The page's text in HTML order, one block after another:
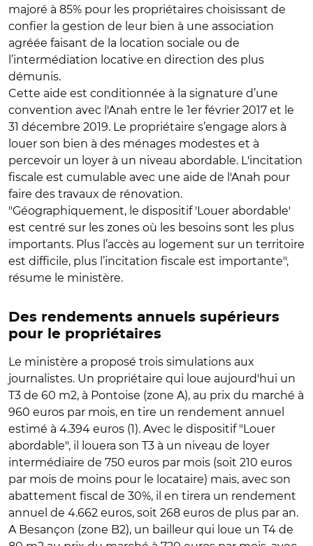
majoré à 85% pour les propriétaires choisissant de
confier la gestion de leur bien à une association
agréée faisant de la location sociale ou de
l’intermédiation locative en direction des plus
démunis.
Cette aide est conditionnée à la signature d’une
convention avec l'Anah entre le 1er février 2017 et le
31 décembre 2019. Le propriétaire s’engage alors à
louer son bien à des ménages modestes et à
percevoir un loyer à un niveau abordable. L'incitation
fiscale est cumulable avec une aide de l'Anah pour
faire des travaux de rénovation.
"Géographiquement, le dispositif 'Louer abordable'
est centré sur les zones où les besoins sont les plus
importants. Plus l’accès au logement sur un territoire
est difficile, plus l’incitation fiscale est importante",
résume le ministère.
Des rendements annuels supérieurs
pour le propriétaires
Le ministère a proposé trois simulations aux
journalistes. Un propriétaire qui loue aujourd'hui un
T3 de 60 m2, à Pontoise (zone A), au prix du marché à
960 euros par mois, en tire un rendement annuel
estimé à 4.394 euros (1). Avec le dispositif "Louer
abordable", il louera son T3 à un niveau de loyer
intermédiaire de 750 euros par mois (soit 210 euros
par mois de moins pour le locataire) mais, avec son
abattement fiscal de 30%, il en tirera un rendement
annuel de 4.662 euros, soit 268 euros de plus par an.
A Besançon (zone B2), un bailleur qui loue un T4 de